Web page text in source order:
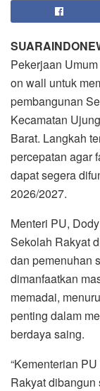
Pekerjaan
on wall untuk
pembangunan
Kecamatan
Barat. Langkah
percepatan agar
dapat segera
2026/2027.
Menteri PU,
Sekolah Rakyat
dan pemenuhan
dimanfaatkan
memadai,
penting dalam
berdaya saing.
“Kementerian
Rakyat dibangun